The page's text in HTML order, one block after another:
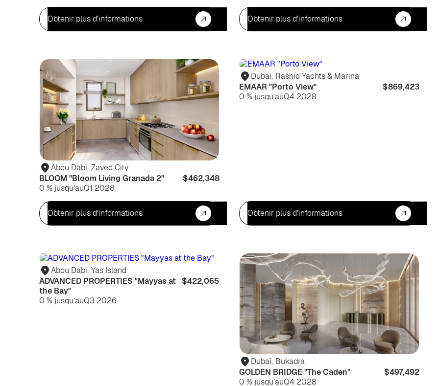
Obtenir plus d'informations Obtenir plus d'informations
Pour
habiter
Abou Dabi, Zayed City
BLOOM "Bloom Living Granada 2"
$462,348
0 % jusqu’auQ1 2028
Obtenir plus d'informations
Dubaï, Rashid Yachts & Marina
EMAAR "Porto View"
$869,423
0 % jusqu’auQ4 2028
Obtenir plus d'informations
Pour
habiter
Abou Dabi, Yas Island
ADVANCED PROPERTIES "Mayyas at
the Bay"
$422,065
0 % jusqu’auQ3 2026
Dubaï, Bukadra
GOLDEN BRIDGE "The Caden"
$497,492
0 % jusqu’auQ4 2028